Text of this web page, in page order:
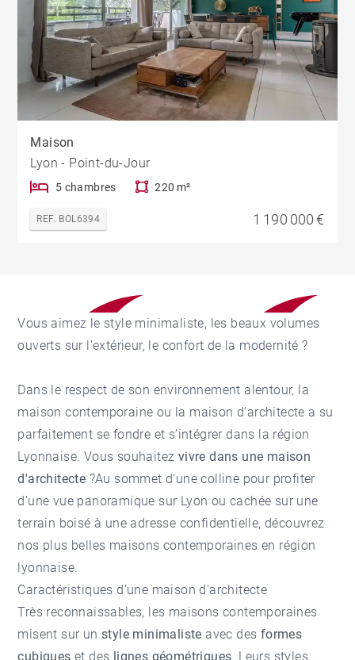
Maison
Lyon - Point-du-Jour
5 chambres 220 m²
REF. BOL6394 1 190 000 €
Vous aimez le style minimaliste, les beaux volumes
ouverts sur l’extérieur, le confort de la modernité ?
Dans le respect de son environnement alentour, la
maison contemporaine ou la maison d’architecte a su
parfaitement se fondre et s’intégrer dans la région
Lyonnaise. Vous souhaitez vivre dans une maison
d'architecte ?Au sommet d’une colline pour profiter
d’une vue panoramique sur Lyon ou cachée sur une
terrain boisé à une adresse confidentielle, découvrez
nos plus belles maisons contemporaines en région
lyonnaise.
Caractéristiques d’une maison d'architecte
Très reconnaissables, les maisons contemporaines
misent sur unstyle minimaliste avec des formes
cubiqueset des lignes géométriques. Leurs styles